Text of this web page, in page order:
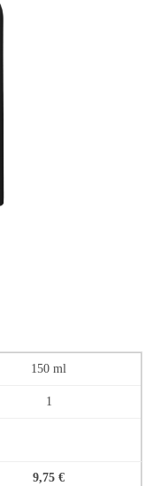
150 ml
1
9,75 €